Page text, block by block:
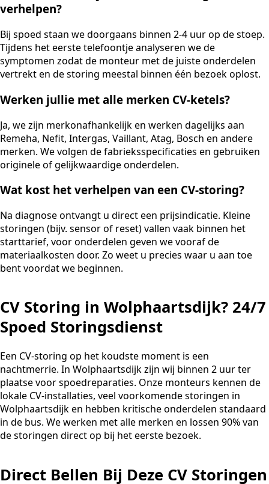
verhelpen?
Bij spoed staan we doorgaans binnen 2-4 uur op de stoep.
Tijdens het eerste telefoontje analyseren we de
symptomen zodat de monteur met de juiste onderdelen
vertrekt en de storing meestal binnen één bezoek oplost.
Werken jullie met alle merken CV-ketels?
Ja, we zijn merkonafhankelijk en werken dagelijks aan
Remeha, Nefit, Intergas, Vaillant, Atag, Bosch en andere
merken. We volgen de fabrieksspecificaties en gebruiken
originele of gelijkwaardige onderdelen.
Wat kost het verhelpen van een CV-storing?
Na diagnose ontvangt u direct een prijsindicatie. Kleine
storingen (bijv. sensor of reset) vallen vaak binnen het
starttarief, voor onderdelen geven we vooraf de
materiaalkosten door. Zo weet u precies waar u aan toe
bent voordat we beginnen.
CV Storing in Wolphaartsdijk? 24/7
Spoed Storingsdienst
Een CV-storing op het koudste moment is een
nachtmerrie. In Wolphaartsdijk zijn wij binnen 2 uur ter
plaatse voor spoedreparaties. Onze monteurs kennen de
lokale CV-installaties, veel voorkomende storingen in
Wolphaartsdijk en hebben kritische onderdelen standaard
in de bus. We werken met alle merken en lossen 90% van
de storingen direct op bij het eerste bezoek.
Direct Bellen Bij Deze CV Storingen